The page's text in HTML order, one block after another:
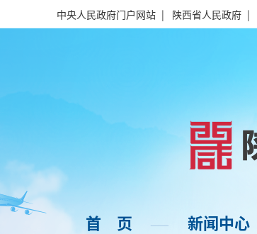
中央人民政府门户网站 | 陕西省人民政府 |
首 页 —— 新闻中心